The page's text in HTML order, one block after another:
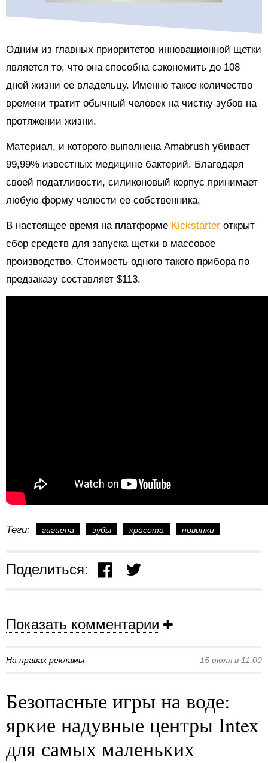
Одним из главных приоритетов инновационной щетки
является то, что она способна сэкономить до 108
дней жизни ее владельцу. Именно такое количество
времени тратит обычный человек на чистку зубов на
протяжении жизни.
Материал, и которого выполнена Amabrush убивает
99,99% известных медицине бактерий. Благодаря
своей податливости, силиконовый корпус принимает
любую форму челюсти ее собственника.
В настоящее время на платформе Kickstarter открыт
сбор средств для запуска щетки в массовое
производство. Стоимость одного такого прибора по
предзаказу составляет $113.
Теги: гигиена зубы красота новинки
Поделиться:
Показать комментарии
На правах рекламы 15 июля в 11:00
Безопасные игры на воде:
яркие надувные центры Intex
для самых маленьких